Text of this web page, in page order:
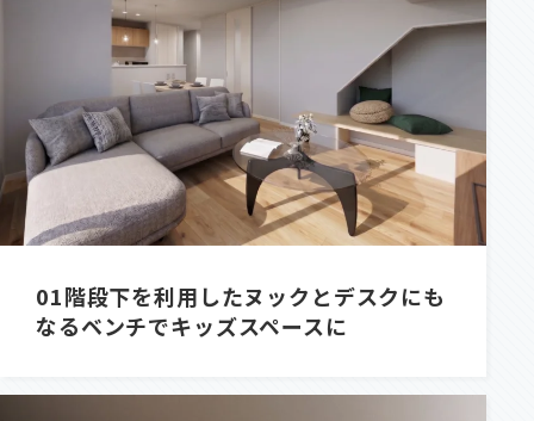
01階段下を利用したヌックとデスクにも
なるベンチでキッズスペースに